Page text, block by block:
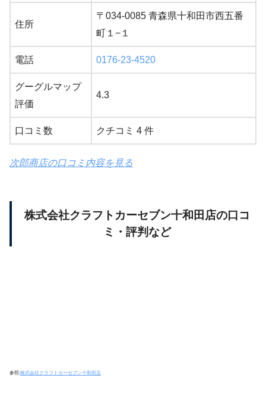
住所
〒034-0085 青森県十和田市西五番
町１−１
電話 0176-23-4520
グーグルマップ
評価
4.3
口コミ数 クチコミ 4 件
次郎商店の口コミ内容を見る
株式会社クラフトカーセブン十和田店の口コ
ミ・評判など
参照:株式会社クラフトカーセブン十和田店